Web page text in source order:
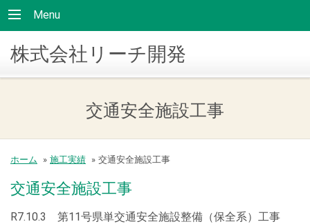
Menu
株式会社リーチ開発
交通安全施設工事
ホーム » 施工実績 » 交通安全施設工事
交通安全施設工事
R7.10.3 第11号県単交通安全施設整備（保全系）工事